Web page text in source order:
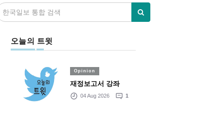
오늘의 트윗
Opinion
재정보고서 강좌
04 Aug 2026 1